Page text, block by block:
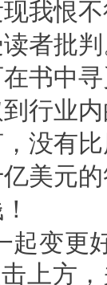
我恨
者批
书中
行业
没有
美元
起变更
上方